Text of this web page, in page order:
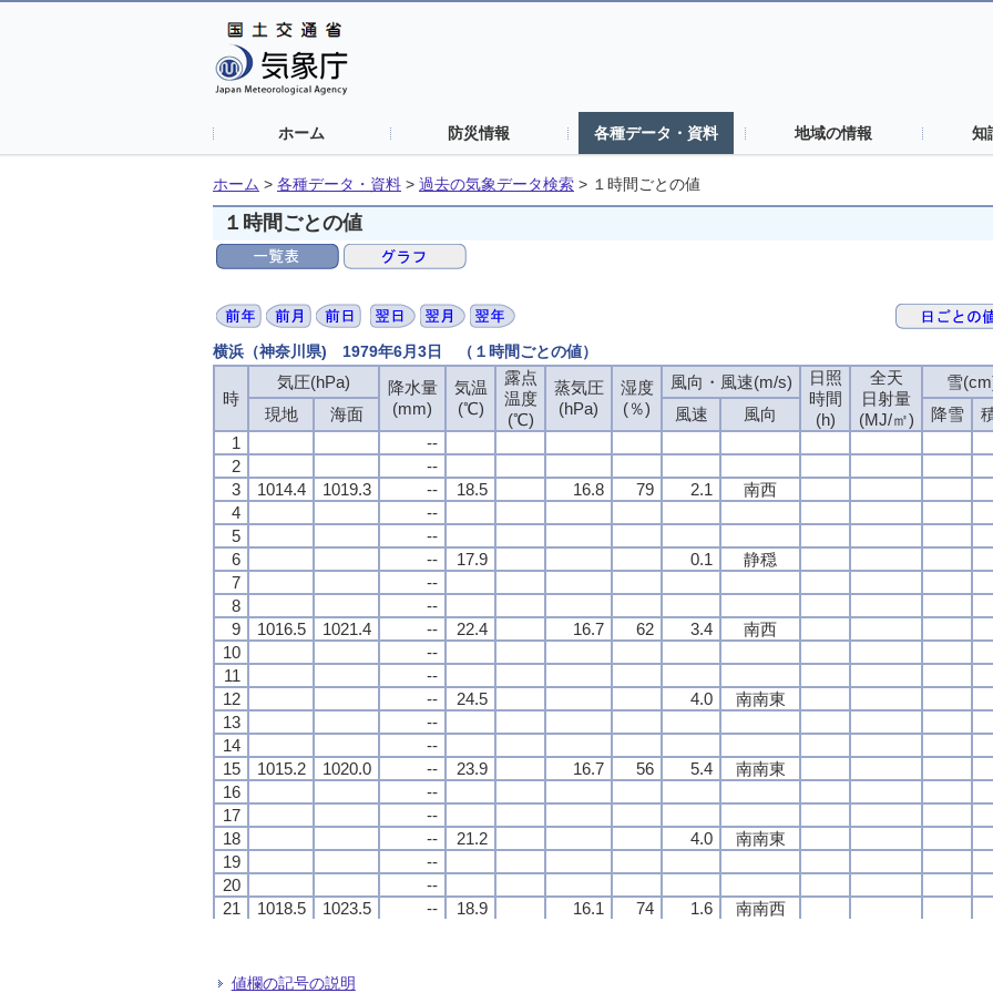
ホーム 防災情報 各種データ・資料 地域の情報 知
ホーム > 各種データ・資料 > 過去の気象データ検索 > １時間ごとの値
１時間ごとの値
横浜（神奈川県) 1979年6月3日 （１時間ごとの値）
時
気圧(hPa)
降水量
(mm)
気温
(℃)
露点
温度
(℃)
蒸気圧
(hPa)
湿度
(％)
風向・風速(m/s)
日照
時間
(h)
全天
日射量
(MJ/㎡)
雪
現地 海面 風速 風向 降雪
1
--
2
--
3
1014.4 1019.3 -- 18.5 16.8 79 2.1 南西
4
--
5
--
6
-- 17.9 0.1
静穏
7
--
8
--
9
1016.5 1021.4 -- 22.4 16.7 62 3.4 南西
10
--
11
--
12
-- 24.5 4.0
南南東
13
--
14
--
15
1015.2 1020.0 -- 23.9 16.7 56 5.4 南南東
16
--
17
--
18
-- 21.2 4.0
南南東
19
--
20
--
21
1018.5 1023.5 -- 18.9 16.1 74 1.6 南南西
24
時
気圧(hPa)
降水量
(mm)
気温
(℃)
露点
温度
(℃)
蒸気圧
(hPa)
湿度
(％)
風向・風速(m/s)
日照
時間
(h)
全天
日射量
(MJ/㎡)
雪
現地 海面 風速 風向 降雪
1
--
2
--
3
1014.4 1019.3 -- 18.5 16.8 79 2.1 南西
4
--
5
--
6
-- 17.9 0.1
静穏
7
--
8
--
9
1016.5 1021.4 -- 22.4 16.7 62 3.4 南西
10
--
11
--
12
-- 24.5 4.0
南南東
13
--
14
--
15
1015.2 1020.0 -- 23.9 16.7 56 5.4 南南東
16
--
17
--
18
-- 21.2 4.0
南南東
19
--
20
--
21
1018.5 1023.5 -- 18.9 16.1 74 1.6 南南西
24
時
気圧(hPa)
降水量
(mm)
気温
(℃)
露点
温度
(℃)
蒸気圧
(hPa)
湿度
(％)
風向・風速(m/s)
日照
時間
(h)
全天
日射量
(MJ/㎡)
雪
現地 海面 風速 風向 降雪
1
--
2
--
3
1014.4 1019.3 -- 18.5 16.8 79 2.1 南西
4
--
5
--
6
-- 17.9 0.1
静穏
7
--
8
--
9
1016.5 1021.4 -- 22.4 16.7 62 3.4 南西
10
--
11
--
12
-- 24.5 4.0
南南東
13
--
14
--
15
1015.2 1020.0 -- 23.9 16.7 56 5.4 南南東
16
--
17
--
18
-- 21.2 4.0
南南東
19
--
20
--
21
1018.5 1023.5 -- 18.9 16.1 74 1.6 南南西
24
時
気圧(hPa)
降水量
(mm)
気温
(℃)
露点
温度
(℃)
蒸気圧
(hPa)
湿度
(％)
風向・風速(m/s)
日照
時間
(h)
全天
日射量
(MJ/㎡)
雪
現地 海面 風速 風向 降雪
1
--
2
--
3
1014.4 1019.3 -- 18.5 16.8 79 2.1 南西
4
--
5
--
6
-- 17.9 0.1
静穏
7
--
8
--
9
1016.5 1021.4 -- 22.4 16.7 62 3.4 南西
10
--
11
--
12
-- 24.5 4.0
南南東
13
--
14
--
15
1015.2 1020.0 -- 23.9 16.7 56 5.4 南南東
16
--
17
--
18
-- 21.2 4.0
南南東
19
--
20
--
21
1018.5 1023.5 -- 18.9 16.1 74 1.6 南南西
24
値欄の記号の説明